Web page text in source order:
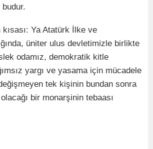
budur.
Ya Atatürk İlke ve
üniter ulus devletimizle birlikte
odamız, demokratik kitle
yargı ve yasama için mücadele
tek kişinin bundan sonra
bir monarşinin tebaası